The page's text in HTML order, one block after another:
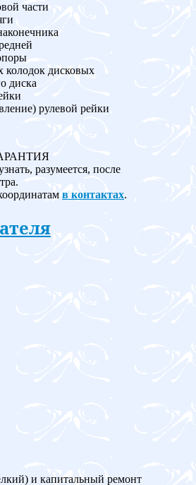
части
колодок дисковых
диска
рулевой рейки
разумеется, после
в контактах.
и капитальный ремонт